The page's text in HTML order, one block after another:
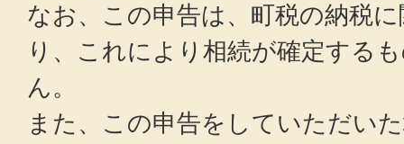
なお、この申告は、町税の納税
り、これにより相続が確定する
ん。
また、この申告をしていただい